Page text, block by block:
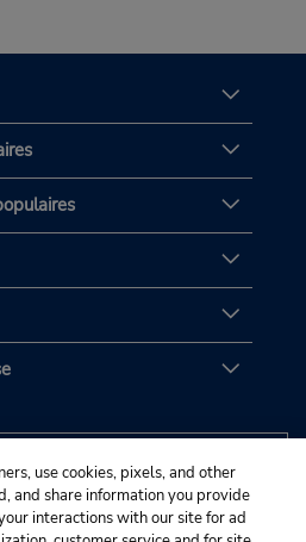
use cookies, pixels, and other
and share information you provide
interactions with our site for ad